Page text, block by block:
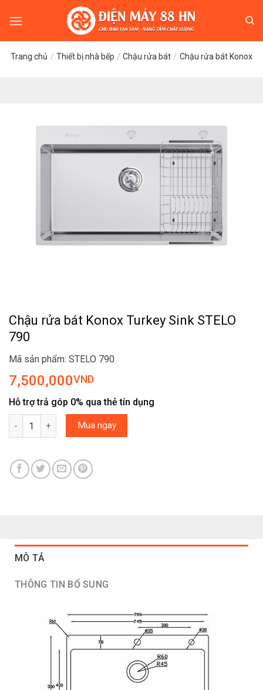
Trang chủ / Thiết bị nhà bếp / Chậu rửa bát / Chậu rửa bát Konox
Chậu rửa bát Konox Turkey Sink STELO
790
Mã sản phẩm: STELO 790
7,500,000VND
Hỗ trợ trả góp 0% qua thẻ tín dụng
Chậu rửa bát Konox Turkey Sink STELO 790 số lượng
Mua ngay
MÔ TẢ
THÔNG TIN BỔ SUNG